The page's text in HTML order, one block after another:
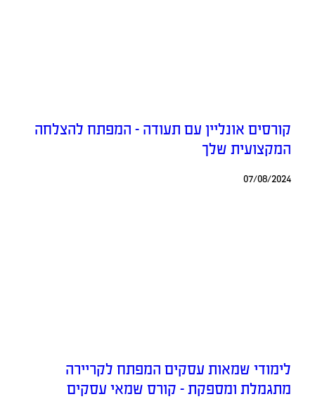
קורסים אונליין עם תעודה – המפתח להצלחה
המקצועית שלך
07/08/2024
לימודי שמאות עסקים המפתח לקריירה
מתגמלת ומספקת – קורס שמאי עסקים